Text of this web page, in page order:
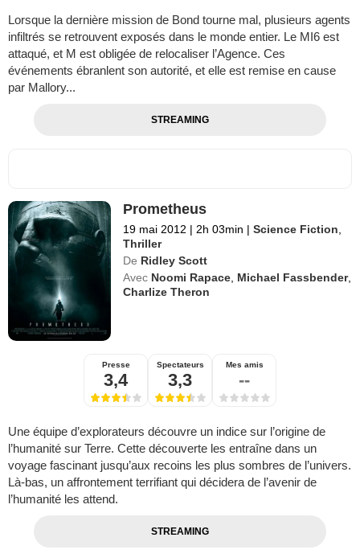
Lorsque la dernière mission de Bond tourne mal, plusieurs agents
infiltrés se retrouvent exposés dans le monde entier. Le MI6 est
attaqué, et M est obligée de relocaliser l’Agence. Ces
événements ébranlent son autorité, et elle est remise en cause
par Mallory...
STREAMING
Prometheus
19 mai 2012 | 2h 03min | Science Fiction
Thriller
De Ridley Scott
Avec Noomi Rapace Michael Fassbender,
Charlize Theron
Presse
3,4
Spectateurs
3,3
Mes amis
--
Une équipe d’explorateurs découvre un indice sur l’origine de
l’humanité sur Terre. Cette découverte les entraîne dans un
voyage fascinant jusqu’aux recoins les plus sombres de l’univers.
Là-bas, un affrontement terrifiant qui décidera de l’avenir de
l’humanité les attend.
STREAMING